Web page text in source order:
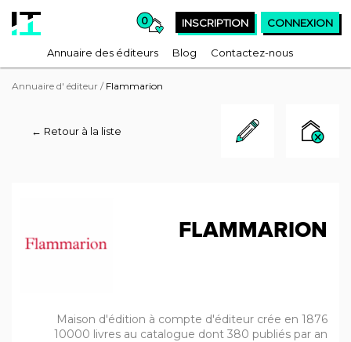
0 INSCRIPTION CONNEXION
Annuaire des éditeurs Blog Contactez-nous
Annuaire d' éditeur / Flammarion
← Retour à la liste
FLAMMARION
Maison d'édition à compte d'éditeur crée en 1876
10000 livres au catalogue dont 380 publiés par an